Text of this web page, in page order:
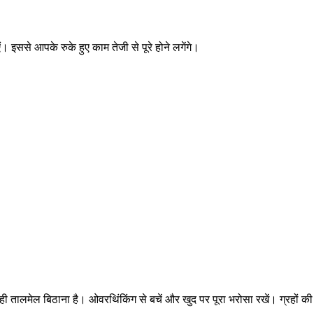
इससे आपके रुके हुए काम तेजी से पूरे होने लगेंगे।
तालमेल बिठाना है। ओवरथिंकिंग से बचें और खुद पर पूरा भरोसा रखें। ग्रहों की